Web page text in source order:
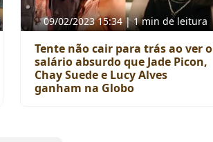
09/02/2023 15:34 | 1 min de leitura
Tente não cair para trás ao ver o
salário absurdo que Jade Picon,
Chay Suede e Lucy Alves
ganham na Globo